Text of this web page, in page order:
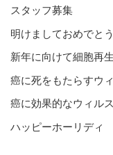
スタッフ募集
明けましておめでと
新年に向けて細胞再
癌に死をもたらすウ
癌に効果的なウィルス
ハッピーホーリディ